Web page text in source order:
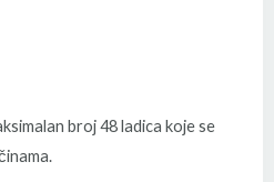
broj 48 ladica koje se